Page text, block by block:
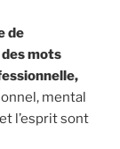
de
mots
mental
l’esprit sont